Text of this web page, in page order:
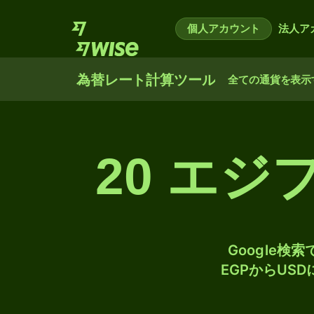
個人アカウント 法人ア
為替レート計算ツール 全ての通貨を表示
20 エジ
Google検索
EGPから